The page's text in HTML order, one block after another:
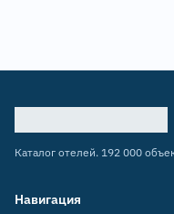
Каталог отелей. 192 000
Навигация